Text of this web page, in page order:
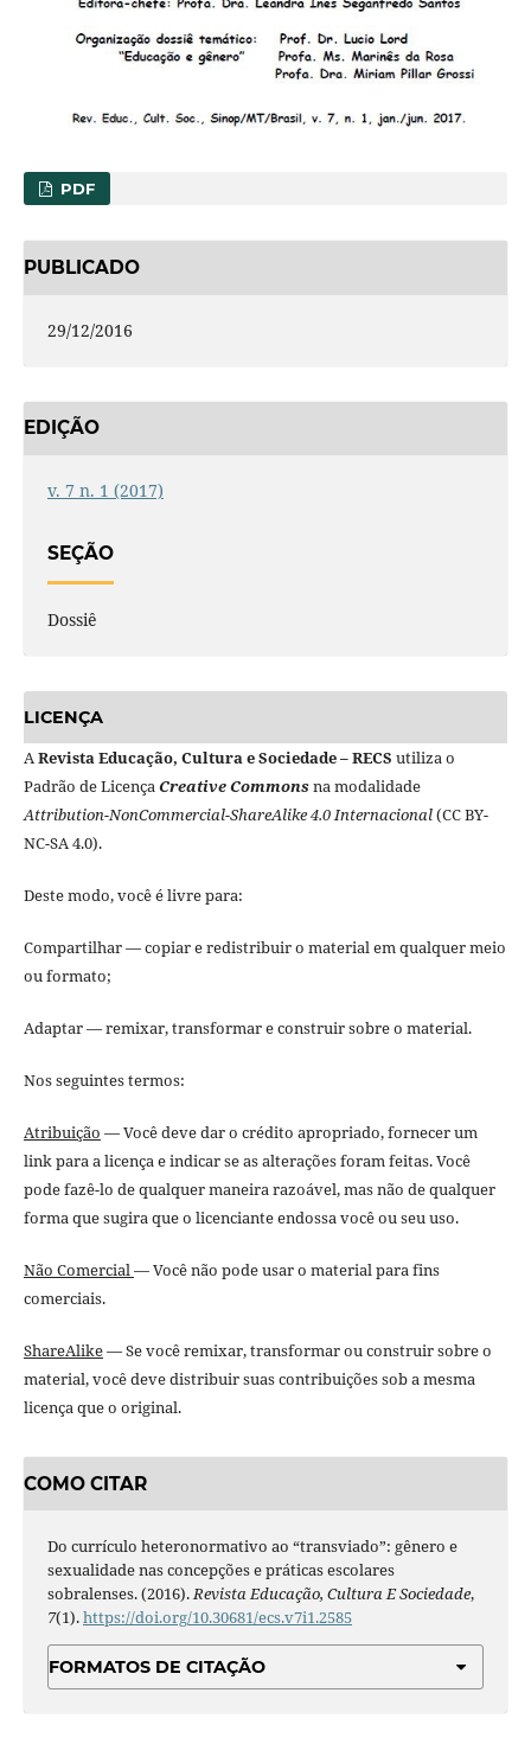
PDF
PUBLICADO
29/12/2016
EDIÇÃO
v. 7 n. 1 (2017)
SEÇÃO
Dossiê
LICENÇA
ARevista Educação, Cultura e Sociedade – RECS utiliza o
Padrão de LicençaCreative Commonsna modalidade
Attribution-NonCommercial-ShareAlike 4.0 Internacional(CC BY-
NC-SA 4.0).
Deste modo, você é livre para:
Compartilhar — copiar e redistribuir o material em qualquer meio
ou formato;
Adaptar — remixar, transformar e construir sobre o material.
Nos seguintes termos:
Atribuição — Você deve dar o crédito apropriado, fornecer um
link para a licença e indicar se as alterações foram feitas. Você
pode fazê-lo de qualquer maneira razoável, mas não de qualquer
forma que sugira que o licenciante endossa você ou seu uso.
Não Comercial— Você não pode usar o material para fins
comerciais.
ShareAlike— Se você remixar, transformar ou construir sobre o
material, você deve distribuir suas contribuições sob a mesma
licença que o original.
COMO CITAR
Do currículo heteronormativo ao “transviado”: gênero e
sexualidade nas concepções e práticas escolares
sobralenses. (2016).Revista Educação, Cultura E Sociedade,
7(1).https://doi.org/10.30681/ecs.v7i1.2585
FORMATOS DE CITAÇÃO